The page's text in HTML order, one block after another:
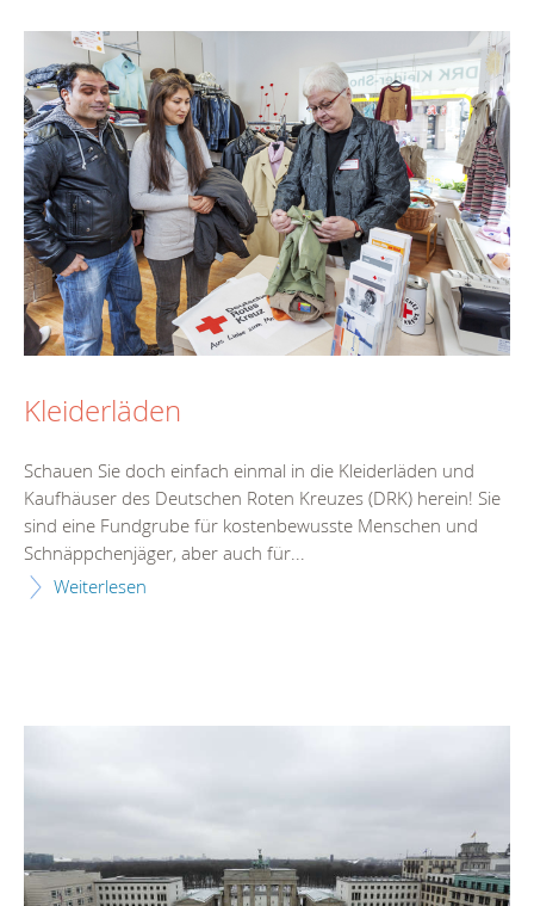
Kleiderläden
Schauen Sie doch einfach einmal in die Kleiderläden und
Kaufhäuser des Deutschen Roten Kreuzes (DRK) herein! Sie
sind eine Fundgrube für kostenbewusste Menschen und
Schnäppchenjäger, aber auch für...
Weiterlesen